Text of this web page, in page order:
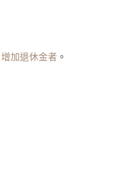
增加退休金者 。